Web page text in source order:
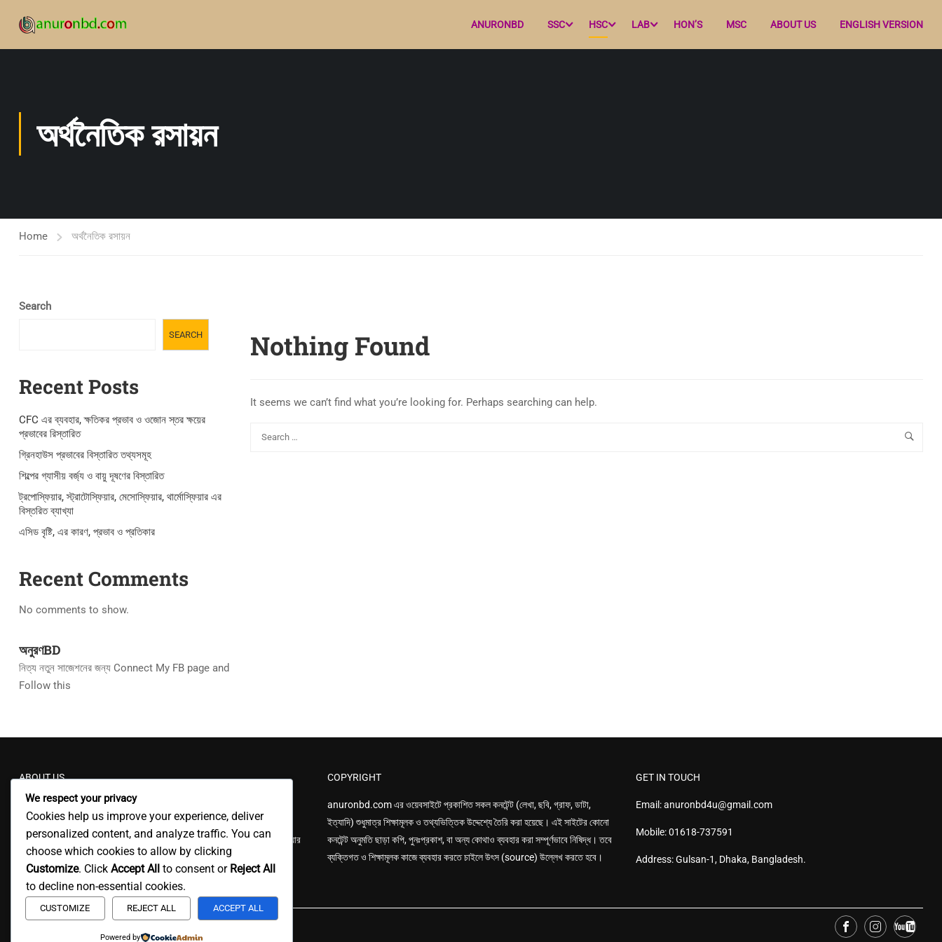
ANURONBD SSC HSC LAB HON’S MSC ABOUT US ENGLISH VERSION
অর্থনৈতিক রসায়ন
Home অর্থনৈতিক রসায়ন
Nothing Found
It seems we can’t find what you’re looking for. Perhaps searching can help.
Search
SEARCH
Recent Posts
CFC এর ব্যবহার, ক্ষতিকর প্রভাব ও ওজোন স্তর ক্ষয়ের
প্রভাবের রিস্তারিত
গ্রিনহাউস প্রভাবের বিস্তারিত তথ্যসমূহ
শিল্পের গ্যাসীয় বর্জ্য ও বায়ু দূষণের বিস্তারিত
ট্রপোস্ফিয়ার, স্ট্রাটোস্ফিয়ার, মেসোস্ফিয়ার, থার্মোস্ফিয়ার এর
বিস্তরিত ব্যাখ্যা
এসিড বৃষ্টি, এর কারণ, প্রভাব ও প্রতিকার
Recent Comments
No comments to show.
অনুরণBD
নিত্য নতুন সাজেশনের জন্য Connect My FB page and
Follow this
ABOUT US
anuronbd.comএকটি বাংলা ব্লগিং সাইট। আমরা আমাদের অবসর সময়ে রসায়ন ও
পদার্থের সকল ধরণের সমস্যার সমাধান, বিজ্ঞান শিখার কৌশল, মোটিভেশনাল স্পিচ, সফল
ব্যক্তিদের অনুপ্রেরণার গল্প ও বিভিন্ন বিজ্ঞান বিষয়ে বাংলা ভাষায় আমাদের সামান্য জ্ঞান শেয়ার
করে থাকি।
COPYRIGHT
anuronbd.com এরওয়েবসাইটে প্রকাশিত সকল কনটেন্ট (লেখা, ছবি, গ্রাফ, ডাটা,
ইত্যাদি) শুধুমাত্র শিক্ষামূলক ও তথ্যভিত্তিক উদ্দেশ্যে তৈরি করা হয়েছে। এই সাইটের কোনো
কনটেন্ট অনুমতি ছাড়া কপি, পুনঃপ্রকাশ, বা অন্য কোথাও ব্যবহার করা সম্পূর্ণভাবে নিষিদ্ধ। তবে
ব্যক্তিগত ও শিক্ষামূলক কাজে ব্যবহার করতে চাইলে উৎস (source) উল্লেখ করতে হবে।
GET IN TOUCH
Email: anuronbd4u@gmail.com
Mobile: 01618-737591
Address: Gulsan-1, Dhaka, Bangladesh.
We respect your privacy
Cookies help us improve your experience, deliver
personalized content, and analyze traffic. You can
choose which cookies to allow by clicking
Customize. Click Accept All to consent or Reject All
to decline non-essential cookies.
CUSTOMIZE REJECT ALL ACCEPT ALL
Powered by